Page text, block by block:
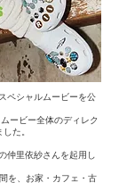
ペシャルムービーを公
ービー全体のディレク
た。
仲里依紗さんを起用し
を、お家・カフェ・古